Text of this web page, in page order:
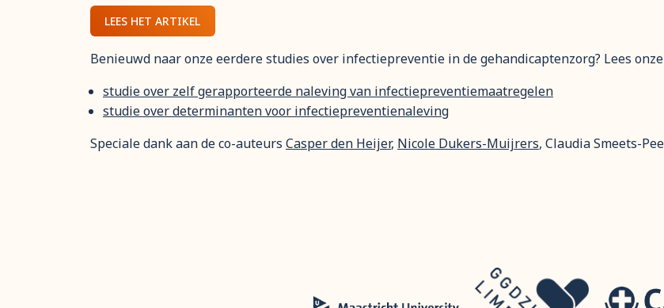
LEES HET ARTIKEL
Benieuwd naar onze eerdere studies over infectiepreventie in de gehandicaptenzorg? Lees
studie over zelf gerapporteerde naleving van infectiepreventiemaatregelen
studie over determinanten voor infectiepreventienaleving
Speciale dank aan de co-auteurs Casper den Heijer, Nicole Dukers-Muijrers, Claudia Smeets-